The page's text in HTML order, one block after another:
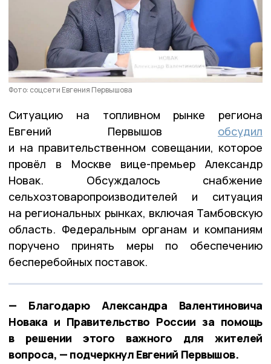
Фото: соцсети Евгения Первышова
Ситуацию на топливном рынке региона
Евгений Первышов обсудил
и на правительственном совещании, которое
провёл в Москве вице-премьер Александр
Новак. Обсуждалось снабжение
сельхозтоваропроизводителей и ситуация
на региональных рынках, включая Тамбовскую
область. Федеральным органам и компаниям
поручено принять меры по обеспечению
бесперебойных поставок.
— Благодарю Александра Валентиновича
Новака и Правительство России за помощь
в решении этого важного для жителей
вопроса, — подчеркнул Евгений Первышов.